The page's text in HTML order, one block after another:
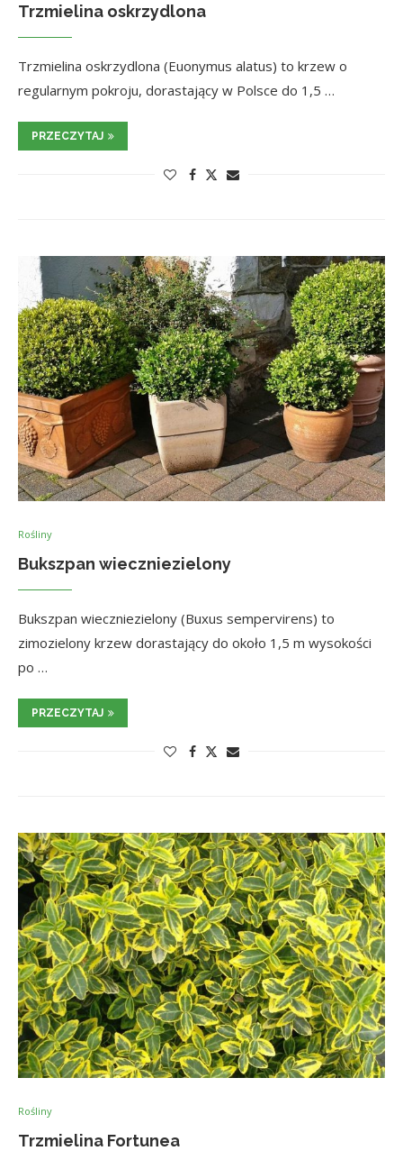
Trzmielina oskrzydlona
Trzmielina oskrzydlona (Euonymus alatus) to krzew o
regularnym pokroju, dorastający w Polsce do 1,5 …
PRZECZYTAJ
Rośliny
Bukszpan wieczniezielony
Bukszpan wieczniezielony (Buxus sempervirens) to
zimozielony krzew dorastający do około 1,5 m wysokości
po …
PRZECZYTAJ
Rośliny
Trzmielina Fortunea